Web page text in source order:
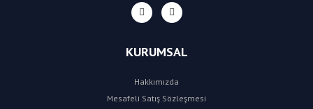
KURUMSAL
Hakkımızda
Mesafeli Satış Sözleşmesi